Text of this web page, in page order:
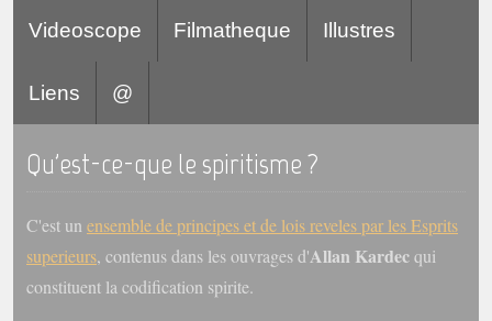
Posez-nous des questions
Galerie
Photos et vidéoscope
Galerie photos
Videoscope Filmatheque Illustres
Liens @
Qu'est-ce-que le spiritisme ?
C'est un ensemble de principes et de lois reveles par les Esprits
superieurs, contenus dans les ouvrages d'Allan Kardecqui
constituent la codification spirite.